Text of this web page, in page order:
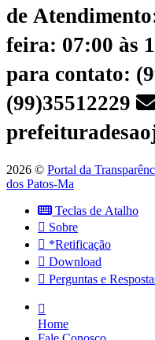
de
feira: 07:00 às
para contato:
(99)35512229
2026 © Portal da
dos Patos-Ma
Teclas de Atalho
Sobre
*Retificação
Download
Perguntas e
Home